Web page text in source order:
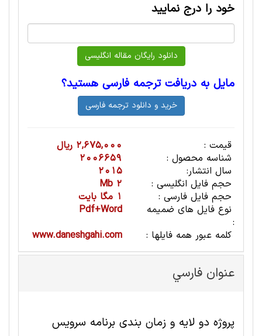
خود را درج نمایید
مایل به دریافت ترجمه فارسی هستید؟
قیمت :
2,675,000 ریال
شناسه محصول :
2006659
سال انتشار:
2015
حجم فایل انگلیسی :
2 Mb
حجم فایل فارسی :
1 مگا بایت
نوع فایل های ضمیمه
:
Pdf+Word
کلمه عبور همه فایلها :
www.daneshgahi.com
عنوان فارسي
پروژه دو لایه و زمان بندی برنامه سرویس